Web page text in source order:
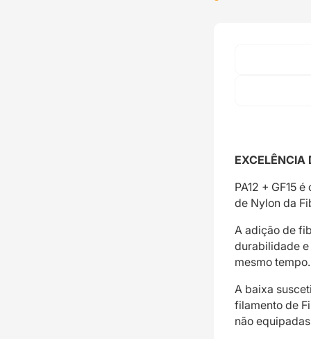
EXCELÊNCIA
PA12 + GF15
de Nylon da
A adição de
durabilidade
mesmo tempo.
A baixa
filamento de
não